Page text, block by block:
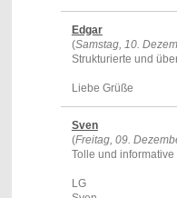
Edgar
(Samstag, 10.
Strukturierte und
Liebe Grüße
Sven
(Freitag, 09.
Tolle und informative
LG